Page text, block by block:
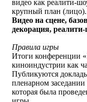
видео как реалити-
крупный план (лицо).
Видео на сцене,
декорация,
Правила игры
Итоги конференции
киноиндустрии как
Публикуются
пленарном
которая была